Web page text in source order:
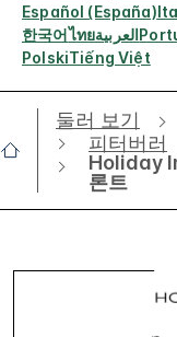
Español (España)
한국어ไทยالعربية
PolskiTiếng Việt
둘러 보기
피터버러
Holiday
론트